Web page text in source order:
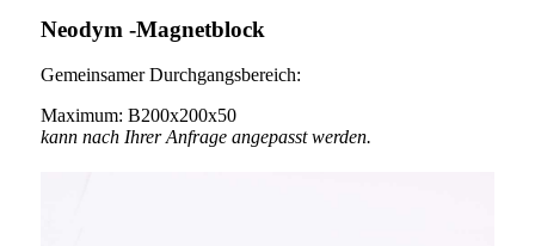
Neodym -Magnetblock
Gemeinsamer Durchgangsbereich:
Maximum: B200x200x50
kann nach Ihrer Anfrage angepasst werden.